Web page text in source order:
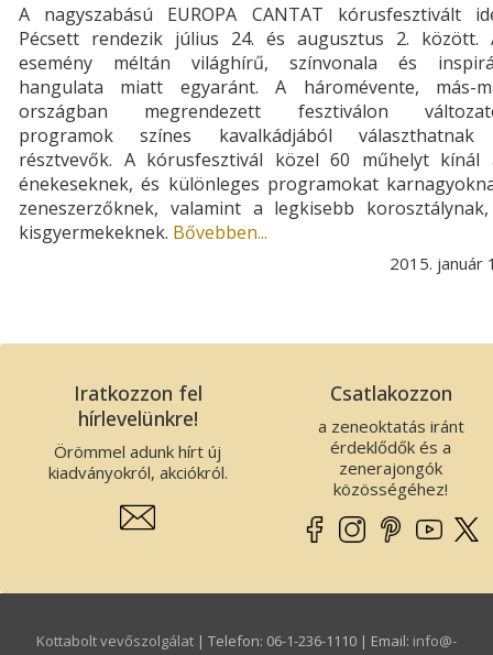
A nagyszabású EUROPA CANTAT kórusfesztivált
Pécsett rendezik július 24. és augusztus 2. között.
esemény méltán világhírű, színvonala és
hangulata miatt egyaránt. A háromévente, más-
országban megrendezett fesztiválon
programok színes kavalkádjából
résztvevők. A kórusfesztivál közel 60 műhelyt kínál
énekeseknek, és különleges programokat
zeneszerzőknek, valamint a legkisebb
kisgyermekeknek. Bővebben...
2015. január
Iratkozzon fel
hírlevelünkre!
Örömmel adunk hírt új
kiadványokról, akciókról.
Csatlakozzon
a zeneoktatás iránt
érdeklődők és a
zenerajongók
közösségéhez!
Kottabolt vevőszolgálat | Telefon: 06-1-236-1110 | Email: info­@­